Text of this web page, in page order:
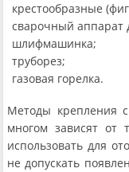
крестообразные
сварочный аппарат
шлифмашинка;
труборез;
газовая горелка.
Методы крепления
многом зависят от
использовать для
не допускать